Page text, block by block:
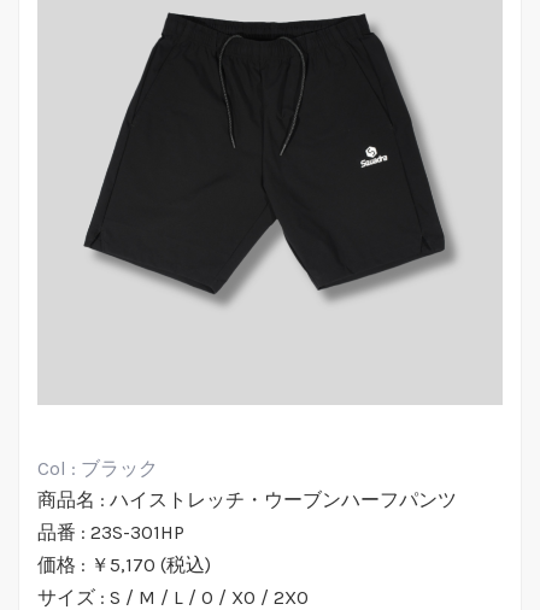
Col : ブラック
商品名 : ハイストレッチ・ウーブンハーフパンツ
品番 : 23S-301HP
価格 : ￥5,170 (税込)
サイズ : S / M / L / O / XO / 2XO